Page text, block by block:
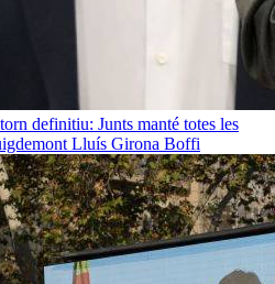
definitiu: Junts manté totes les
Lluís Girona Boffi